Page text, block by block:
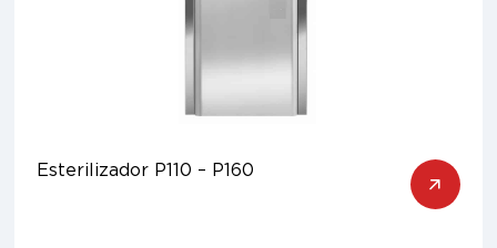
Esterilizador P110 – P160